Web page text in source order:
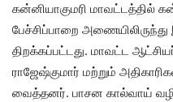
கன்னியாகுமரி மாவட்டத்தில்
பேச்சிப்பாறை
திறக்கப்பட்டது. மாவட்ட
ராஜேஷ்குமார் மற்றும்
வைத்தனர். பாசன கால்வாய்